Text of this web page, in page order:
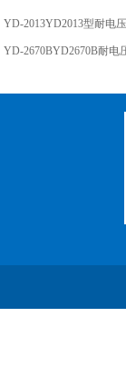
YD-2013YD2013型耐电
YD-2670BYD2670B耐电